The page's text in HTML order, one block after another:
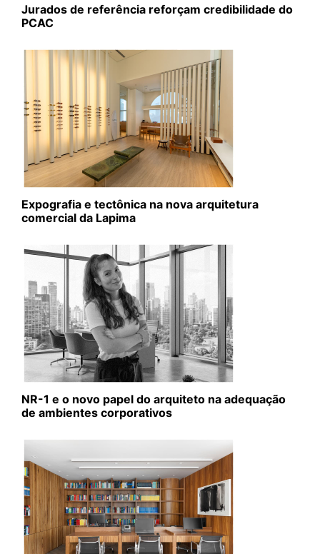
Jurados de referência reforçam credibilidade do
PCAC
Expografia e tectônica na nova arquitetura
comercial da Lapima
NR-1 e o novo papel do arquiteto na adequação
de ambientes corporativos